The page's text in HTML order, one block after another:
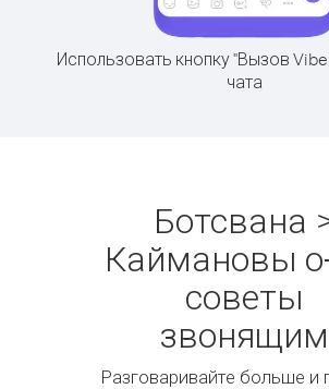
Использовать кнопку "Вызов
чата
Ботсвана
Каймановы
советы
звонящим
Разговаривайте больше и